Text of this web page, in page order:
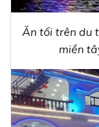
Ăn tối trên du
miền